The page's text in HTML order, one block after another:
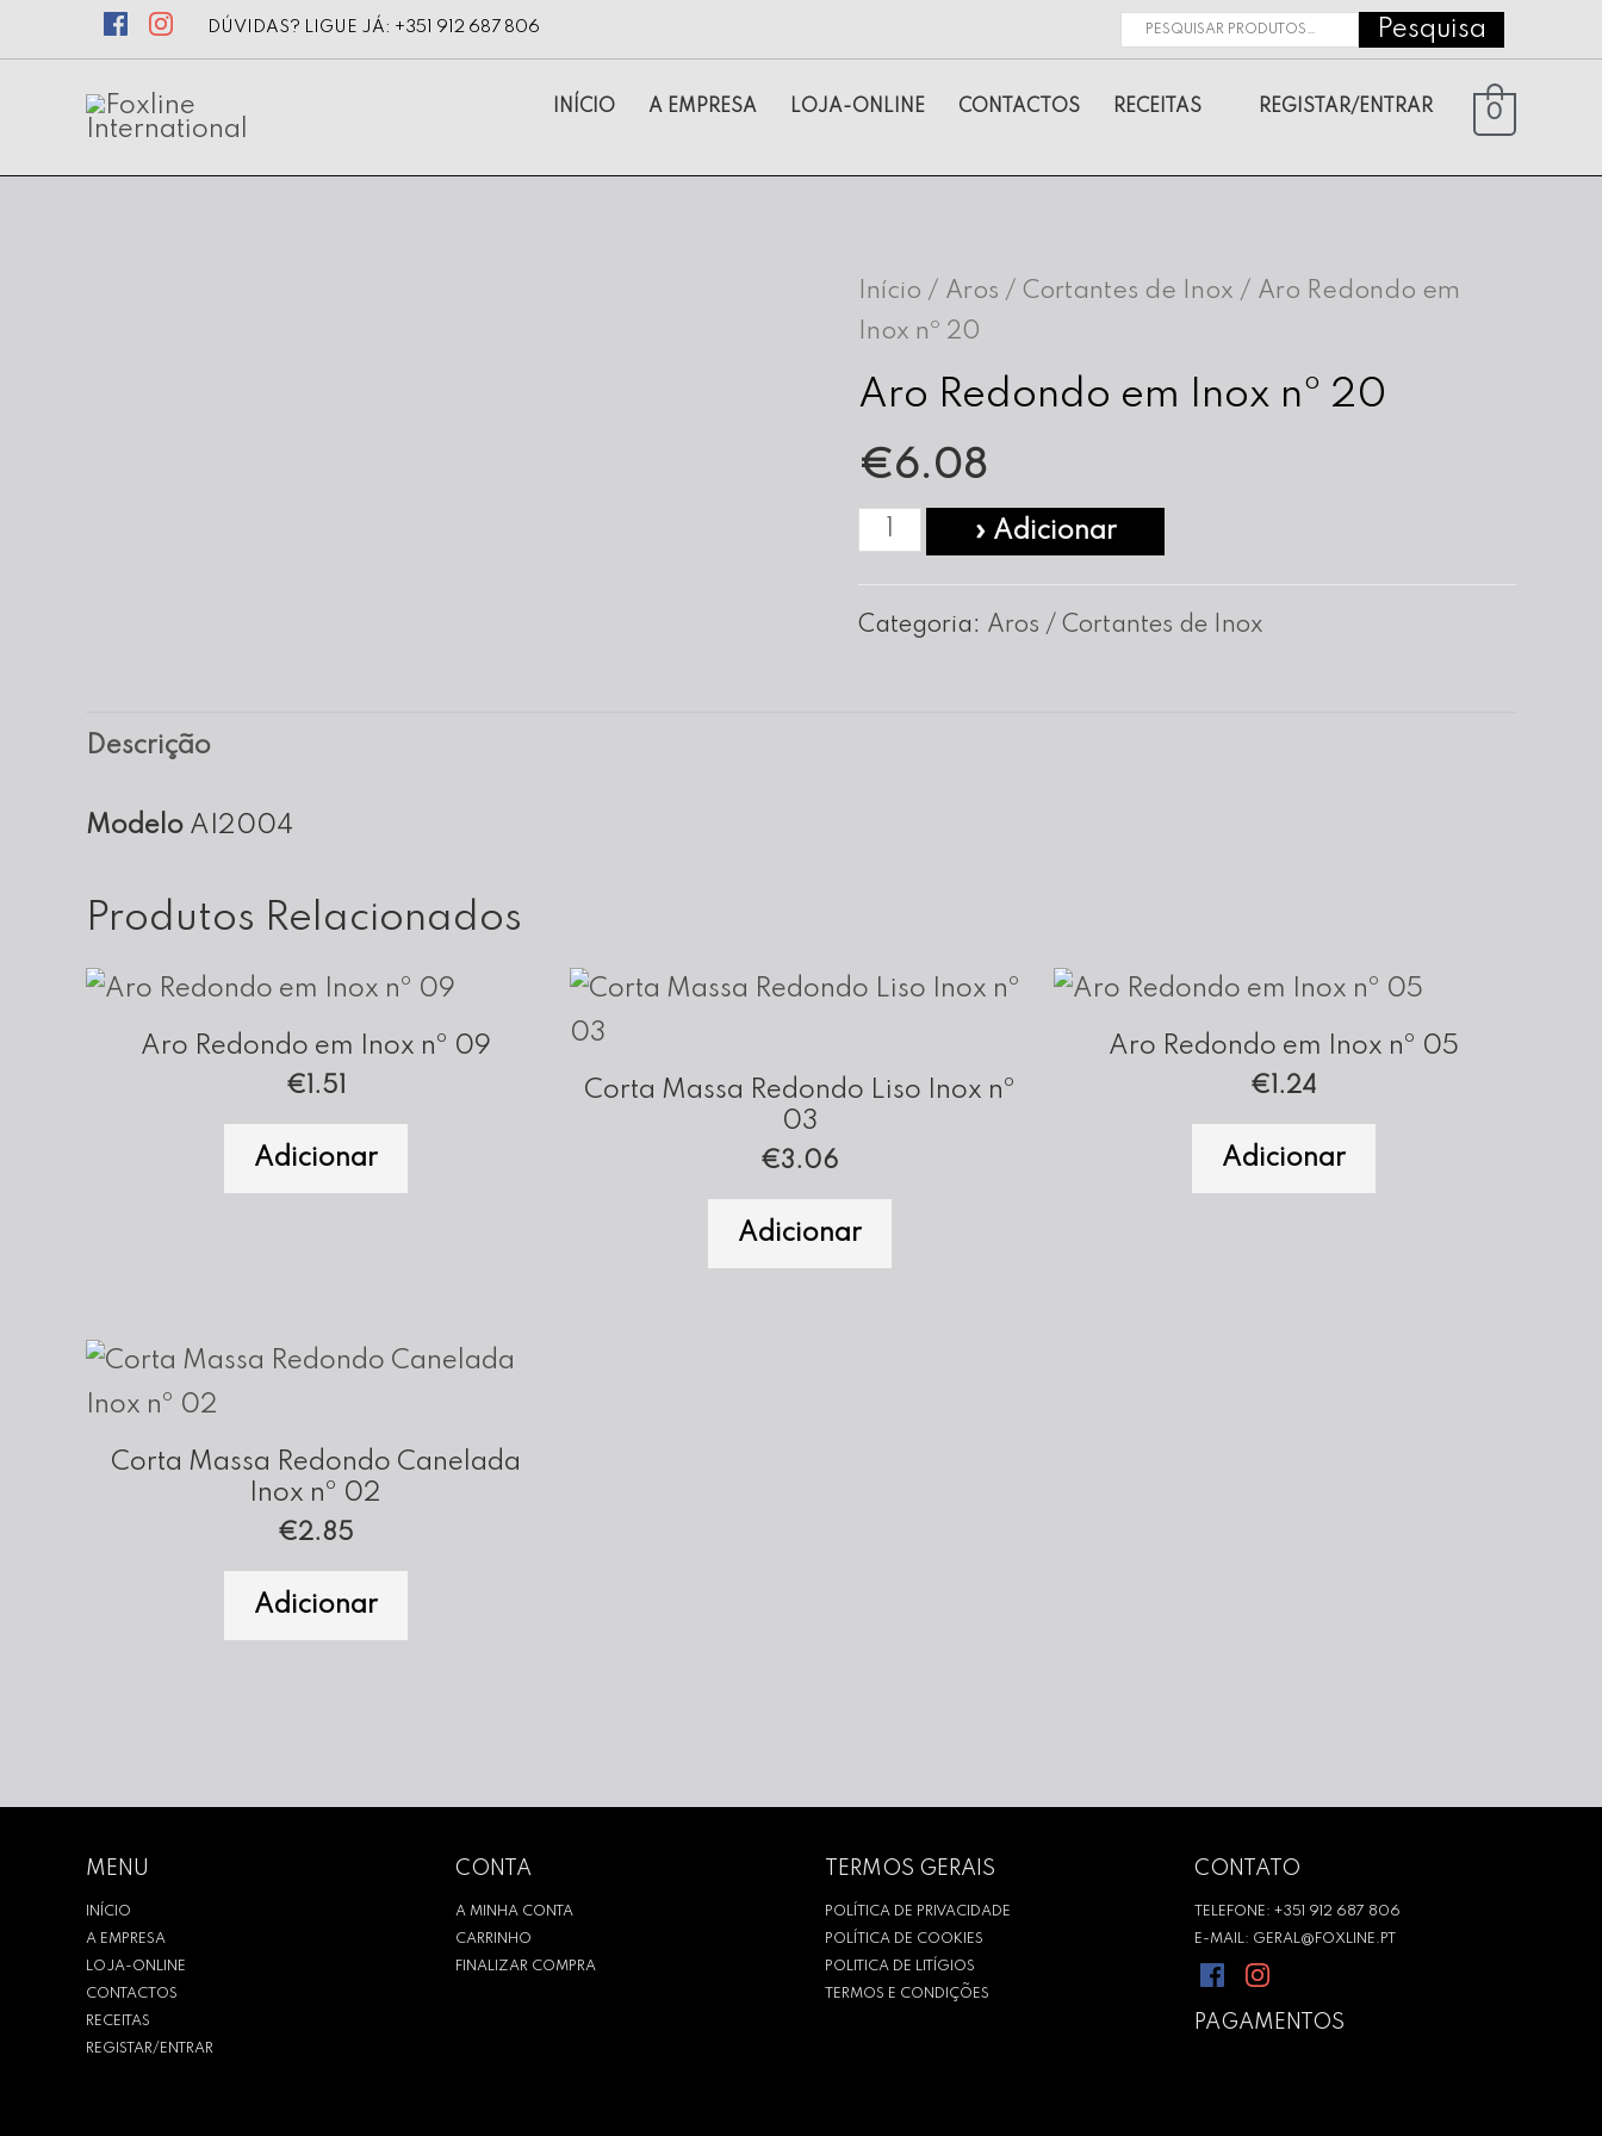
DÚVIDAS? LIGUE JÁ: +351 912 687 806
Pesquisar
Pesquisa
INÍCIO A EMPRESA LOJA-ONLINE CONTACTOS RECEITAS REGISTAR/ENTRAR 0
Início / Aros / Cortantes de Inox / Aro Redondo em
Inox nº 20
Aro Redondo em Inox nº 20
€6.08
Quantidade
Aro
» Adicionar
Categoria: Aros / Cortantes de Inox
Descrição
Modelo AI2004
Produtos Relacionados
Aro Redondo em Inox nº 09
€ 1.51
Adicionar
Corta Massa Redondo Liso Inox nº
03
€3.06
Adicionar
Aro Redondo em Inox nº 05
€ 1.24
Adicionar
Corta Massa Redondo Canelada
Inox nº 02
€2.85
Adicionar
MENU
INÍCIO
A EMPRESA
LOJA-ONLINE
CONTACTOS
RECEITAS
REGISTAR/ENTRAR
CONTA
A MINHA CONTA
CARRINHO
FINALIZAR COMPRA
TERMOS GERAIS
POLÍTICA DE PRIVACIDADE
POLÍTICA DE COOKIES
POLITICA DE LITÍGIOS
TERMOS E CONDIÇÕES
CONTATO
TELEFONE: +351 912 687 806
E-MAIL: GERAL@FOXLINE.PT
PAGAMENTOS